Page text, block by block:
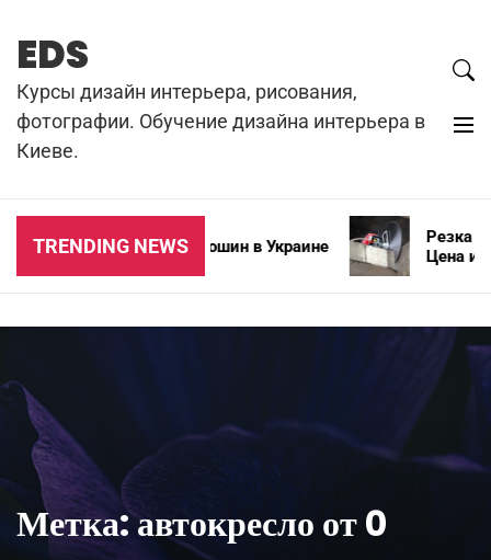
content
EDS
Курсы дизайн интерьера, рисования,
фотографии. Обучение дизайна интерьера в
Киеве.
TRENDING NEWS
Типы зимних автошин в Украине
Резка
Цена и
Метка:автокресло от 0